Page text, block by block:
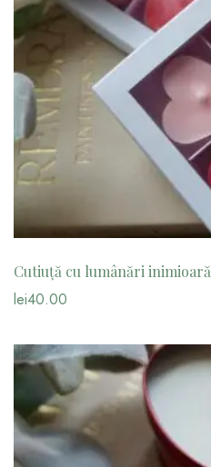
Cutiuță cu lumânări inimioară
lei40.00